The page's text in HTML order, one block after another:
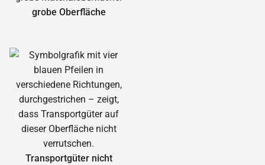
grobe Oberfläche
Transportgüter nicht